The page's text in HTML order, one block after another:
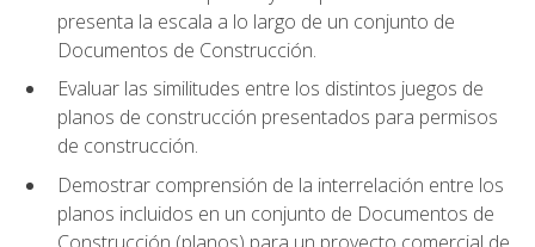
presenta la escala a lo largo de un conjunto de
Documentos de Construcción.
Evaluar las similitudes entre los distintos juegos de
planos de construcción presentados para permisos
de construcción.
Demostrar comprensión de la interrelación entre los
planos incluidos en un conjunto de Documentos de